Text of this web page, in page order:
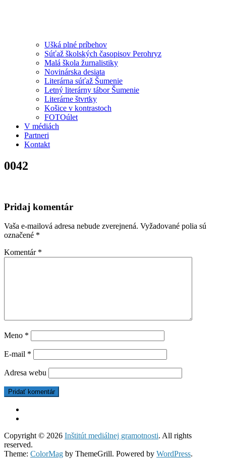
Ušká plné príbehov
Súťaž školských časopisov Perohryz
Malá škola žurnalistiky
Novinárska desiata
Literárna súťaž Šumenie
Letný literárny tábor Šumenie
Literárne štvrtky
Košice v kontrastoch
FOTOúlet
V médiách
Partneri
Kontakt
0042
Pridaj komentár
Vaša e-mailová adresa nebude zverejnená. Vyžadované polia sú
označené *
Komentár *
Meno *
E-mail *
Adresa webu
Copyright © 2026 Inštitút mediálnej gramotnosti. All rights
reserved.
Theme: ColorMag by ThemeGrill. Powered by WordPress.